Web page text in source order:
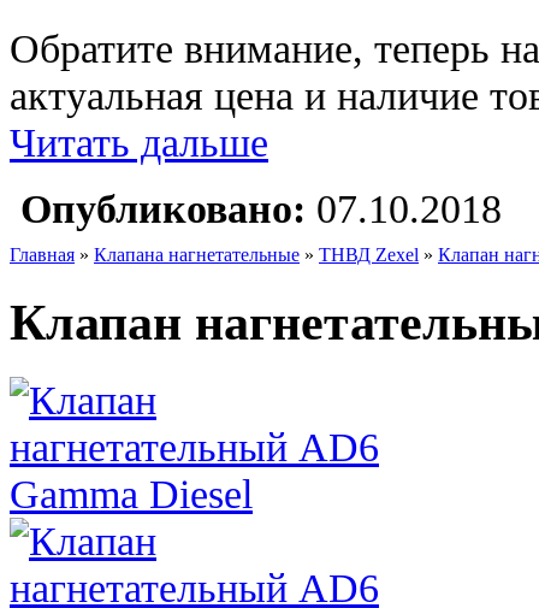
Обратите внимание, теперь
актуальная цена и наличие
Читать дальше
Опубликовано: 07.10.2018
Главная » Клапана нагнетательные » ТНВД Zexel » Клапан
Клапан